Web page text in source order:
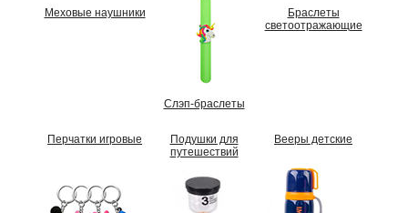
Меховые наушники
Слэп-браслеты
Браслеты
светоотражающие
Перчатки игровые
Подушки для
путешествий
Вееры детские